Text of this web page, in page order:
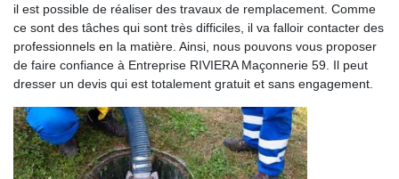
il est possible de réaliser des travaux de remplacement. Comme
ce sont des tâches qui sont très difficiles, il va falloir contacter des
professionnels en la matière. Ainsi, nous pouvons vous proposer
de faire confiance à Entreprise RIVIERA Maçonnerie 59. Il peut
dresser un devis qui est totalement gratuit et sans engagement.